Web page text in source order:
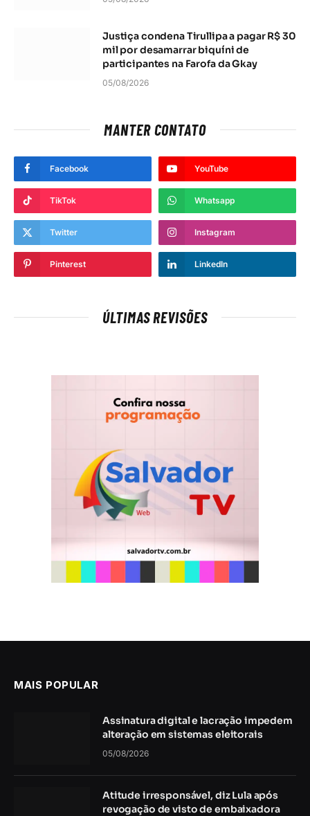
Justiça condena Tirullipa a pagar R$ 30
mil por desamarrar biquíni de
participantes na Farofa da Gkay
05/08/2026
MANTER CONTATO
Facebook YouTube
TikTok Whatsapp
Twitter Instagram
Pinterest LinkedIn
ÚLTIMAS REVISÕES
MAIS POPULAR
Assinatura digital e lacração impedem
alteração em sistemas eleitorais
05/08/2026
Atitude irresponsável, diz Lula após
revogação de visto de embaixadora